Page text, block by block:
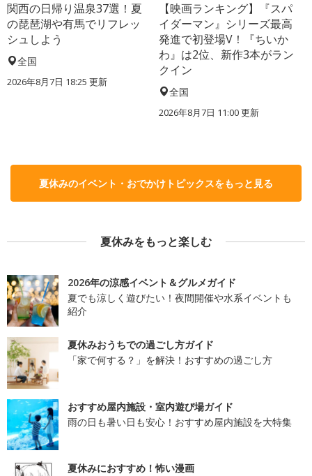
関西の日帰り温泉37選！夏
の琵琶湖や有馬でリフレッ
シュしよう
全国
2026年8月7日 18:25 更新
【映画ランキング】『スパ
イダーマン』シリーズ最高
発進で初登場V！『ちいか
わ』は2位、新作3本がラン
クイン
全国
2026年8月7日 11:00更新
夏休みのイベント・おでかけトピックスをもっと見る
夏休みをもっと楽しむ
2026年の涼感イベント＆グルメガイド
夏でも涼しく遊びたい！夜間開催や水系イベントも
紹介
夏休みおうちでの過ごし方ガイド
「家で何する？」を解決！おすすめの過ごし方
おすすめ屋内施設・室内遊び場ガイド
雨の日も暑い日も安心！おすすめ屋内施設を大特集
夏休みにおすすめ！怖い漫画